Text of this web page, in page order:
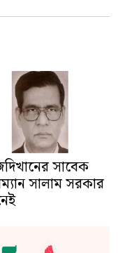
সাবেক
সালাম সরকার